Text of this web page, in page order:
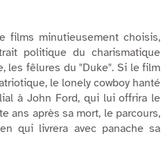
films minutieusement choisis,
politique du charismatique
les fêlures du "Duke". Si le film
le lonely cowboy hanté
à John Ford, qui lui offrira le
ans après sa mort, le parcours,
qui livrera avec panache sa